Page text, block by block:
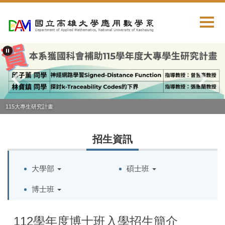
到
主
要
內
容
區
115大專生研究計畫
招生資訊
大學部 碩士班
博士班
112學年度博士班入學招生簡介